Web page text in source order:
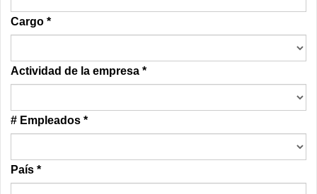
Cargo *
Actividad de la empresa *
# Empleados *
País *